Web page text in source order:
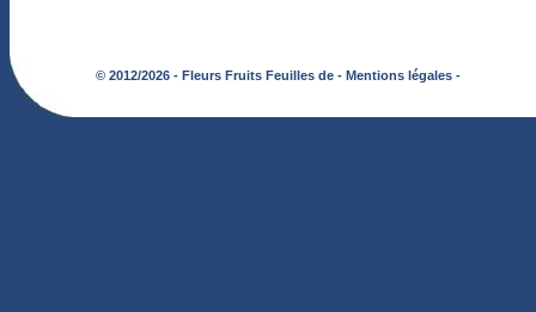
© 2012/2026 - Fleurs Fruits Feuilles de - Mentions légales -